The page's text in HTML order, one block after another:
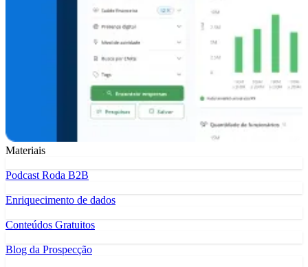
Materiais
Podcast Roda B2B
Enriquecimento de dados
Conteúdos Gratuitos
Blog da Prospecção